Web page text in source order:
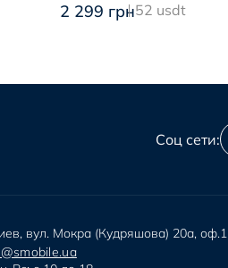
2 299 грн52 usdt
Соц сети:
вул. Мокра (Кудряшова) 20а, оф.1